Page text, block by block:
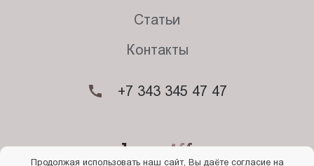
Статьи
Контакты
+7 343 345 47 47
Продолжая использовать наш сайт, Вы даёте согласие на